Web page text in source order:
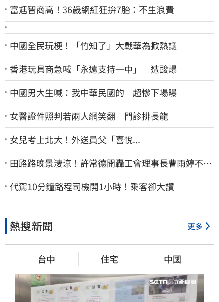
富尪智商高！36歲網紅狂拚7胎：不生浪費
中國全民玩梗！「竹知了」大戰華為掀熱議
香港玩具商急喊「永遠支持一中」 遭酸爆
中國男大生喊：我中華民國的 超慘下場曝
女醫證件照判若兩人網笑翻 門診排長龍
女兒考上北大！外送員父「喜悅...
田路路晚景淒涼！許常德開轟工會理事長曹雨婷不忍
了：別只包紅包慰問
代駕10分鐘路程司機開1小時！乘客卻大讚
熱搜新聞 更多
台中 住宅 中國